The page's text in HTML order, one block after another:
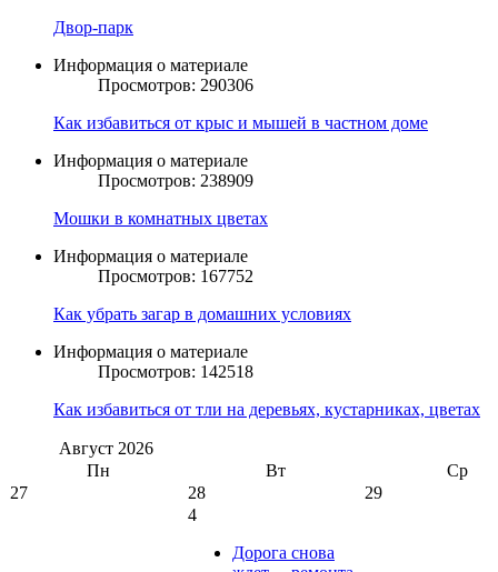
Двор-парк
Информация о материале
Просмотров: 290306
Как избавиться от крыс и мышей в частном доме
Информация о материале
Просмотров: 238909
Мошки в комнатных цветах
Информация о материале
Просмотров: 167752
Как убрать загар в домашних условиях
Информация о материале
Просмотров: 142518
Как избавиться от тли на деревьях, кустарниках, цветах
Август 2026
Пн
Вт
Ср
27
28
29
4
Дорога снова